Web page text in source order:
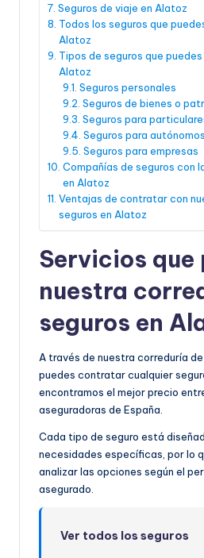
Seguros de viaje en Alatoz
Todos los seguros que
Alatoz
Tipos de seguros que
Alatoz
Seguros personales
Seguros de bienes o
Seguros para
Seguros para autónomos
Seguros para empresas
Compañías de seguros con
en Alatoz
Ventajas de contratar con
seguros en Alatoz
Servicios que
nuestra
seguros en
A través de nuestra correduría
puedes contratar cualquier
encontramos el mejor precio
aseguradoras de España.
Cada tipo de seguro está
necesidades específicas, por lo
analizar las opciones según el
asegurado.
Ver todos los seguros